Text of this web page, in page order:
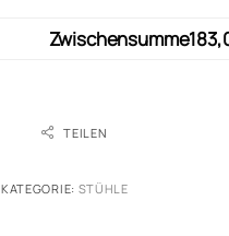
Zwischensumme
TEILEN
KATEGORIE: STÜHLE